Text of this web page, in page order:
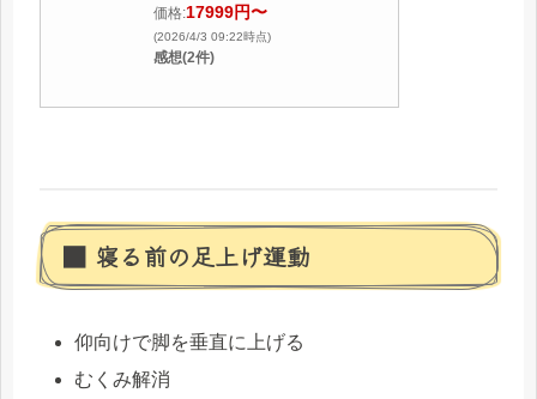
価格:17999円〜
(2026/4/3 09:22時点)
感想(2件)
■ 寝る前の足上げ運動
仰向けで脚を垂直に上げる
むくみ解消